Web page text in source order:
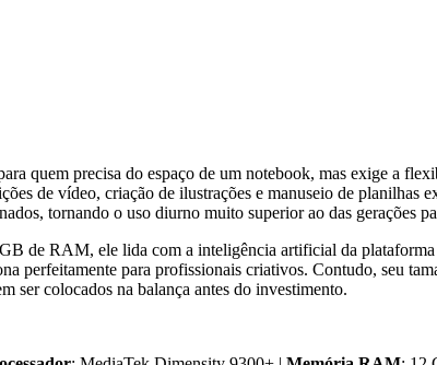
quem precisa do espaço de um notebook, mas exige a
de vídeo, criação de ilustrações e manuseio de planilhas
tornando o uso diurno muito superior ao das gerações
de RAM, ele lida com a inteligência artificial da
perfeitamente para profissionais criativos. Contudo, seu
ser colocados na balança antes do investimento.